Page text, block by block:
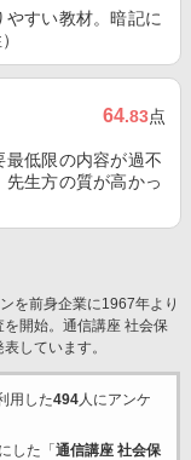
すい教材。暗記に
64.83点
低限の内容が過不
生方の質が高かっ
を前身企業に1967年より
開始。通信講座 社会保
しています。
用した494人にアンケ
した「 通信講座 社会保